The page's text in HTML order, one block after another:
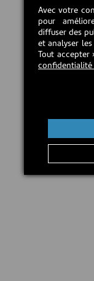
Avec votre
pour
diffuser des
et analyser
Tout accepter
confidentialité